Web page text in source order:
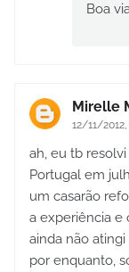
Boa
Mirelle
12/11/2012,
ah, eu tb
Portugal em
um casarão
a experiência e
ainda não
por enquanto,